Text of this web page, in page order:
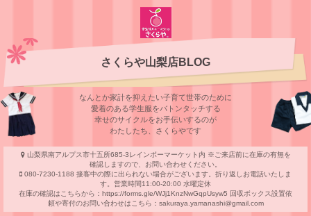
さくらや山梨店BLOG
なんとか家計を抑えたい子育て世帯のために
愛着のある学⽣服をバトンタッチする
幸せのサイクルをお⼿伝いするのが
わたしたち、さくらやです
山梨県南アルプス市十五所685‐3レインボーマーケット内 ※ご来店前に在庫の有無を
確認しますので、お問い合わせください。
080-7230‐1188 接客中の際に出られない場合がございます。折り返しお電話いたしま
す。営業時間11:00-20:00 水曜定休
在庫の確認はこちらから：https://forms.gle/WJj1KnzNwGqpUsyw5 回収ボックス設置依
頼や寄付のお問い合わせはこちら：sakuraya.yamanashi@gmail.com